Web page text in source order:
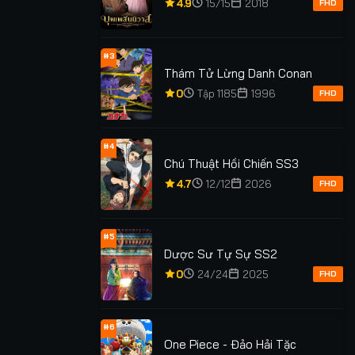
★0
Lượt xem: 13
TẬP 37
Lão Tổ Luyện Thể
★5.0
4.9 15/15 2018 FHD
#3
Thám Tử Lừng Danh Conan
0 Tập 1185 1996 FHD
#4
Chú Thuật Hồi Chiến SS3
4.7 12/12 2026 FHD
#5
Dược Sư Tự Sự SS2
0 24/24 2025 FHD
#6
One Piece - Đảo Hải Tặc